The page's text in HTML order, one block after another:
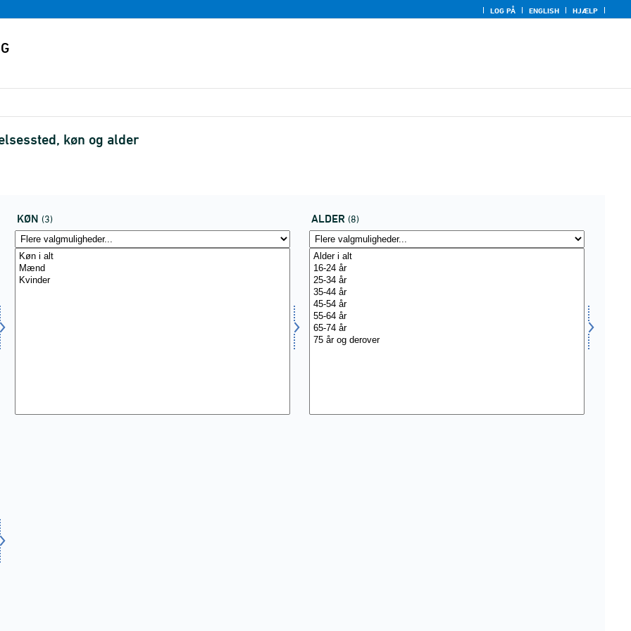
LOG PÅ ENGLISH HJÆLP
køn og alder
KØN (3) ALDER (8)